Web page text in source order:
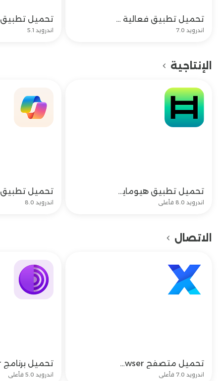
تحميل تطبيق فعالية وتحديث تنزيل F3alia اخر اصدار مجاناً
اندرويد 7.0 اندرويد 5.1
الإنتاجية
تحميل تطبيق هيوماين تشات وتحديث Humain chat apk
اندرويد 8.0 فأعلى اندرويد 8.0
الاتصال
تحميل متصفح XBrowser وتحديث تنزيل متصفح اكس اخر اصدار
اندرويد 7.0 فأعلى اندرويد 5.0 فأعلى